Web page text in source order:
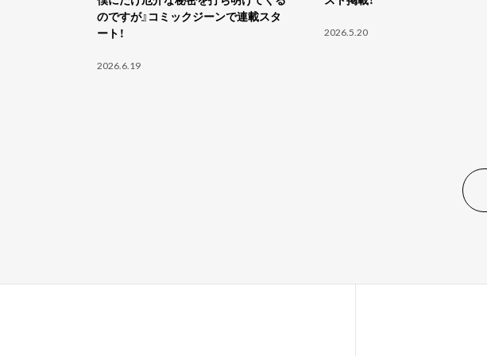
のですが』コミックジーンで連載スタ
ート！
2026.6.19
2026.5.20